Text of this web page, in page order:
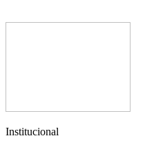
Institucional